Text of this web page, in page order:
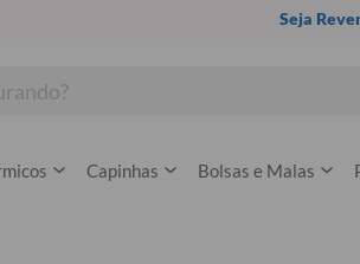
Seja
Capinhas Bolsas e Malas